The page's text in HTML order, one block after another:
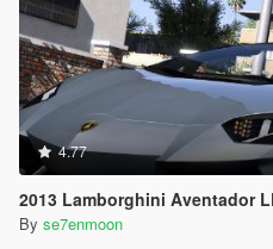
4.77
2013 Lamborghini Aventador LP700-4
By se7enmoon